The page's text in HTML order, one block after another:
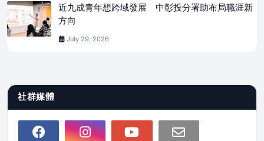
近九成青年想跨域發展 中彰投分署助布局職涯新
方向
July 29, 2026
社群媒體